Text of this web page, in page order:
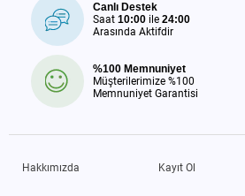
Canlı Destek
Saat 10:00 ile 24:00
Arasında Aktifdir
%100 Memnuniyet
Müşterilerimize %100
Memnuniyet Garantisi
Hakkımızda Kayıt Ol